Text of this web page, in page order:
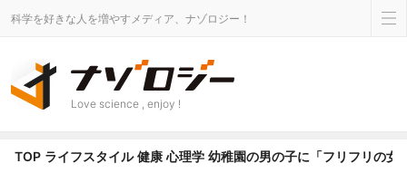
科学を好きな人を増やすメディア、ナゾロジー！
Love science , enjoy !
TOP ライフスタイル 健康 心理学 幼稚園の男の子に「フリフリの女